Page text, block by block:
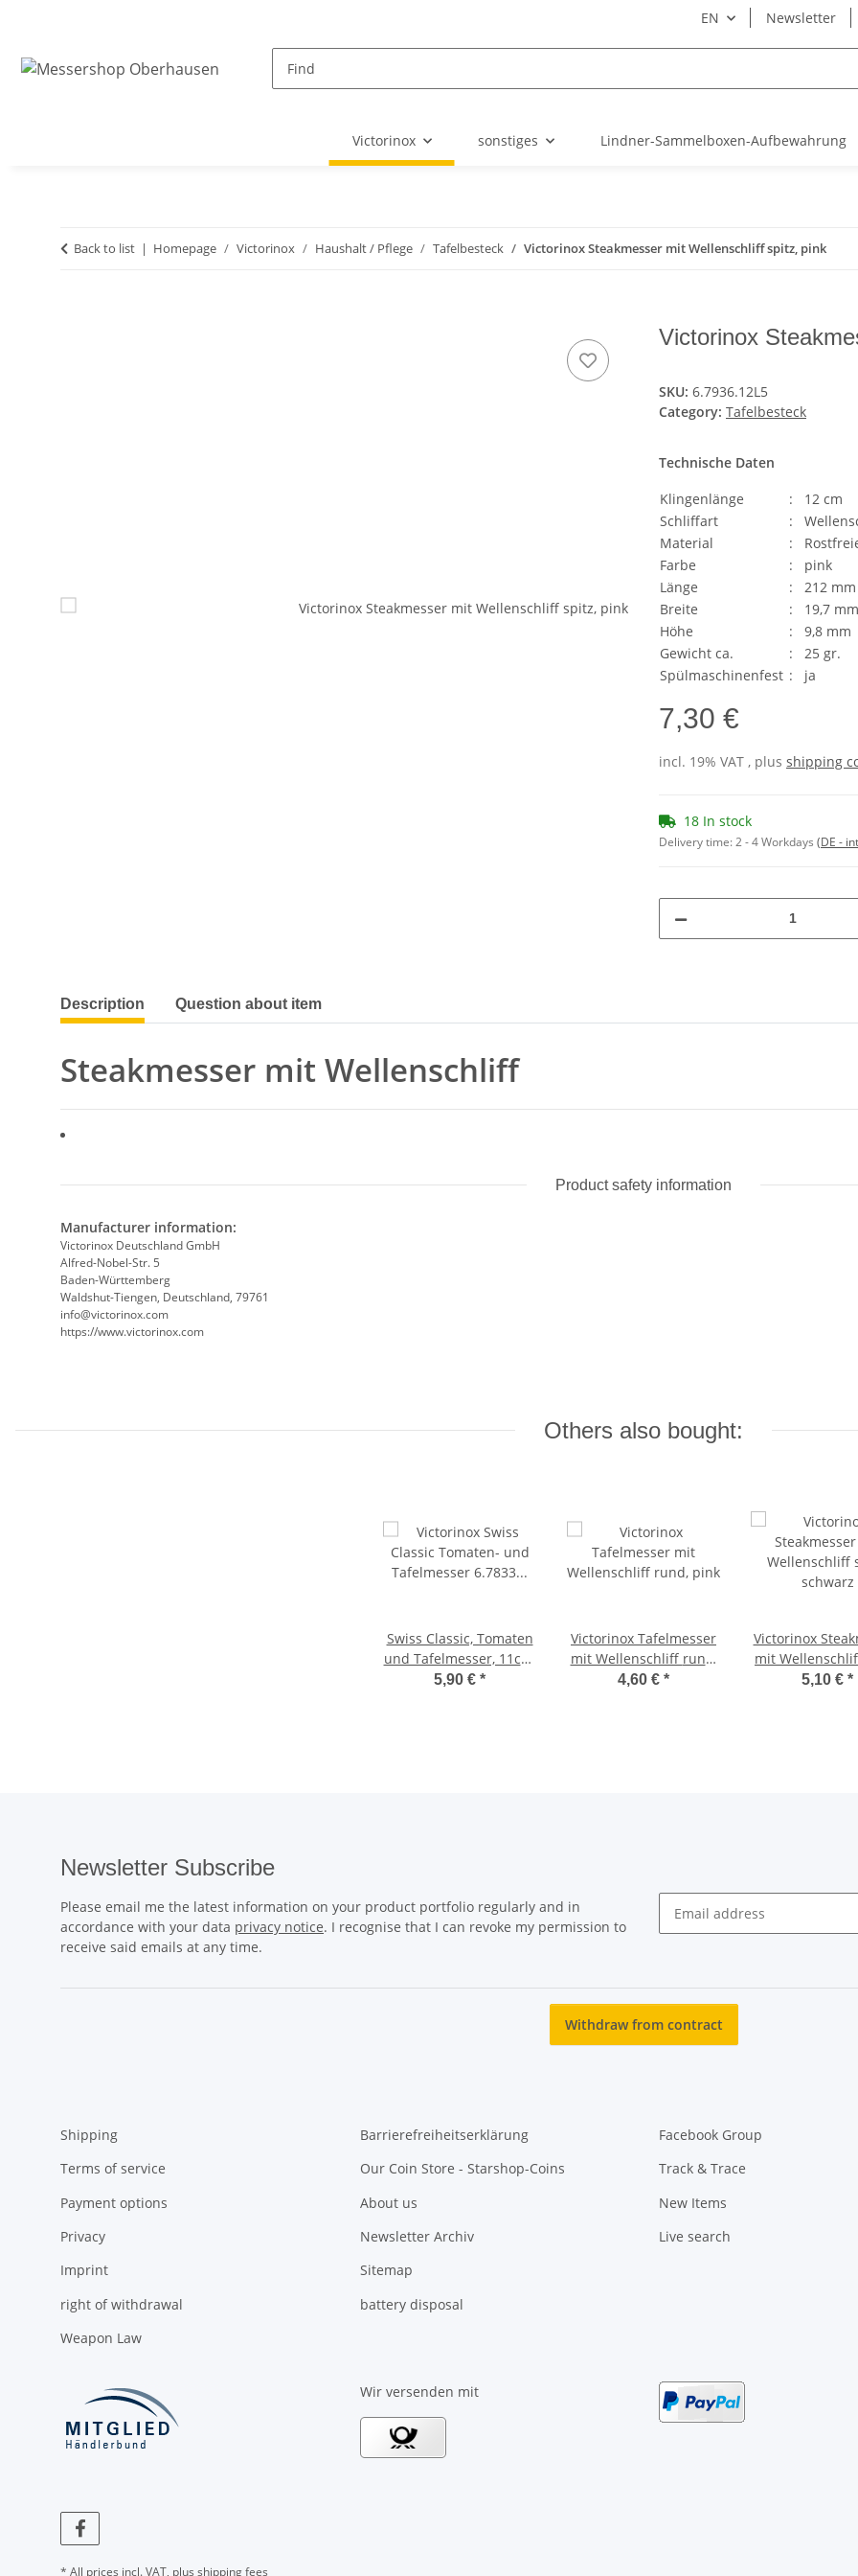
EN Newsletter
Victorinox sonstiges Lindner-Sammelboxen-Aufbewahrung
Back to list Homepage Victorinox Haushalt / Pflege Tafelbesteck Victorinox Steakmesser mit Wellenschliff spitz, pink
Victorinox
SKU: 6.7936.12L5
Category: Tafelbesteck
Technische Daten
Klingenlänge
:
12 cm
Schliffart
:
Material
:
Farbe
:
pink
Länge
:
212 mm
Breite
:
19,7 mm
Höhe
:
9,8 mm
Gewicht ca.
:
25 gr.
Spülmaschinenfest : ja
7,30 €
incl. 19% VAT , plus shipping
18 In stock
Delivery time:2 - 4 Workdays (DE -
show more tabs
Description Question about item
Steakmesser mit Wellenschliff
Product safety information
Manufacturer information:
Victorinox Deutschland GmbH
Alfred-Nobel-Str. 5
Baden-Württemberg
Waldshut-Tiengen, Deutschland, 79761
info@victorinox.com
https://www.victorinox.com
Others also bought:
Swiss Classic, Tomaten
und Tafelmesser, 11cm,
Wellen, schwarz
5,90 € *
Victorinox Tafelmesser
mit Wellenschliff rund,
pink
4,60 € *
Victorinox
mit Wellenschliff
schwarz
5,10 € *
Newsletter Subscribe
Please email me the latest information on your product portfolio regularly and in
accordance with your data privacy notice. I recognise that I can revoke my permission to
receive said emails at any time.
Withdraw from contract
Shipping
Terms of service
Payment options
Privacy
Imprint
right of withdrawal
Weapon Law
Barrierefreiheitserklärung
Our Coin Store - Starshop-Coins
About us
Newsletter Archiv
Sitemap
battery disposal
Facebook Group
Track & Trace
New Items
Live search
Wir versenden mit
* All prices incl. VAT, plus shipping fees